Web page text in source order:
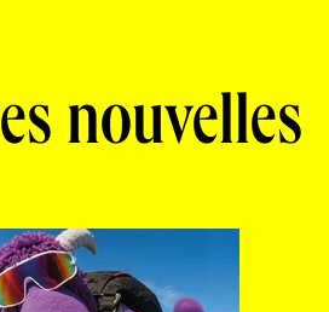
nouvelles